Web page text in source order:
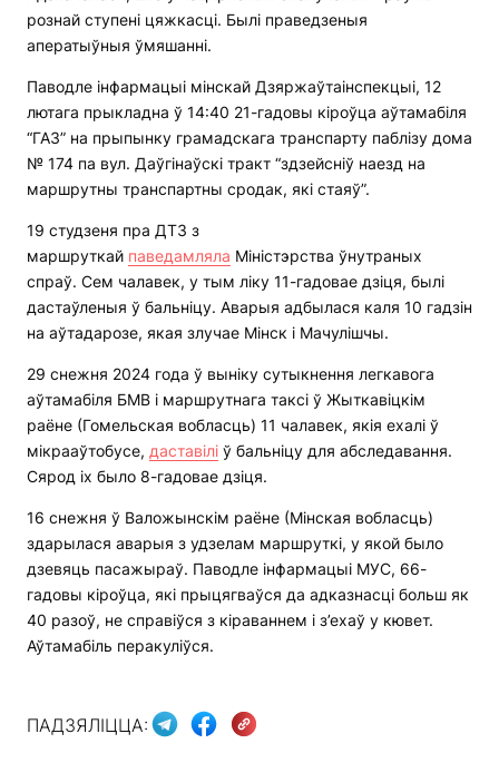
рознай ступені цяжкасці. Былі праведзеныя
аператыўныя ўмяшанні.
Паводле інфармацыі мінскай Дзяржаўтаінспекцыі, 12
лютага прыкладна ў 14:40 21-гадовы кіроўца аўтамабіля
“ГАЗ” на прыпынку грамадскага транспарту паблізу дома
№ 174 па вул. Даўгінаўскі тракт “здзейсніў наезд на
маршрутны транспартны сродак, які стаяў”.
19 студзеня пра ДТЗ з
маршруткай паведамляла Міністэрства ўнутраных
спраў. Сем чалавек, у тым ліку 11-гадовае дзіця, былі
дастаўленыя ў бальніцу. Аварыя адбылася каля 10 гадзін
на аўтадарозе, якая злучае Мінск і Мачулішчы.
29 снежня 2024 года ў выніку сутыкнення легкавога
аўтамабіля БМВ і маршрутнага таксі ў Жыткавіцкім
раёне (Гомельская вобласць) 11 чалавек, якія ехалі ў
мікрааўтобусе, даставілі ў бальніцу для абследавання.
Сярод іх было 8-гадовае дзіця.
16 снежня ў Валожынскім раёне (Мінская вобласць)
здарылася аварыя з удзелам маршруткі, у якой было
дзевяць пасажыраў. Паводле інфармацыі МУС, 66-
гадовы кіроўца, які прыцягваўся да адказнасці больш як
40 разоў, не справіўся з кіраваннем і з’ехаў у кювет.
Аўтамабіль перакуліўся.
ПАДЗЯЛІЦЦА: